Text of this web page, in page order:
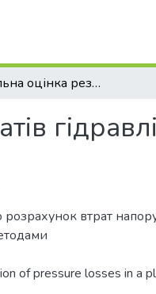
Порівняльна оцінка результатів гідравлічного розрахунку трубопроводів
розрахунок втрат
of pressure losses in a